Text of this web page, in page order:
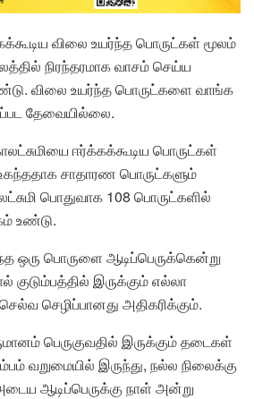
விலை உயர்ந்த பொருட்கள் மூலம்
நிரந்தரமாக வாசம் செய்ய
விலை உயர்ந்த பொருட்களை வாங்க
தேவையில்லை.
ஈர்க்கக்கூடிய பொருட்கள்
சாதாரண பொருட்களும்
பொதுவாக 108 பொருட்களில்
உண்டு.
ஒரு பொருளை ஆடிப்பெருக்கென்று
இருக்கும் எல்லா
செழிப்பானது அதிகரிக்கும்.
பெருகுவதில் இருக்கும் தடைகள்
வறுமையில் இருந்து, நல்ல நிலைக்கு
ஆடிப்பெருக்கு நாள் அன்று